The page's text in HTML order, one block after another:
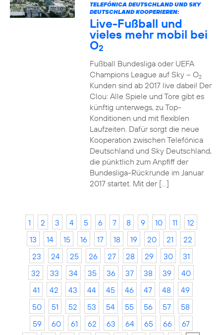
TELEFÓNICA DEUTSCHLAND UND SKY
DEUTSCHLAND KOOPERIEREN:
Live-Fußball und
vieles mehr mobil bei
O2
Fußball Bundesliga oder UEFA
Champions League auf Sky – O2
Kunden sind ab 2017 live dabei! Der
Clou: Alle Spiele und Tore gibt es
künftig unterwegs, zu Top-
Konditionen und mit flexiblen
Laufzeiten. Dafür sorgt die neue
Kooperation zwischen Telefónica
Deutschland und Sky Deutschland,
die pünktlich zum Anpfiff der
Bundesliga-Rückrunde im Januar
2017 startet. Mit der […]
1 2 3 4 5 6 7 8 9 10 11
12
13
14 15 16 17 18 19 20 21
22
23
24 25 26 27 28 29 30
31
32
33 34 35 36 37 38 39
40
41
42 43 44 45 46 47 48
49
50
51 52 53 54 55 56 57
58
59
60 61 62 63 64 65 66
67